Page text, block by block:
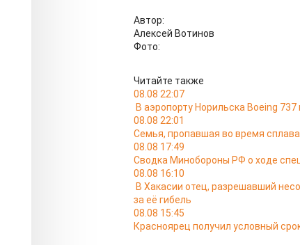
Автор:
Алексей Вотинов
Фото:
Читайте также
08.08 22:07
В аэропорту Норильска Boeing
08.08 22:01
Семья, пропавшая во время
08.08 17:49
Сводка Минобороны РФ о ходе
08.08 16:10
В Хакасии отец, разрешавший
за её гибель
08.08 15:45
Красноярец получил условный